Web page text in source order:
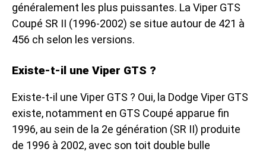
généralement les plus puissantes. La Viper GTS
Coupé SR II (1996-2002) se situe autour de 421 à
456 ch selon les versions.
Existe-t-il une Viper GTS ?
Existe-t-il une Viper GTS ? Oui, la Dodge Viper GTS
existe, notamment en GTS Coupé apparue fin
1996, au sein de la 2e génération (SR II) produite
de 1996 à 2002, avec son toit double bulle